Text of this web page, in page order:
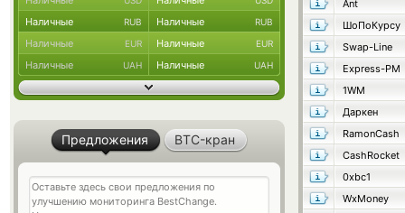
Ant
ШоПоКурсу
Swap-Line
Express-PM
1WM
Даркен
RamonCash
CashRocket
0xbc1
WxMoney
Наличные RUB Наличные RUB
Наличные EUR Наличные EUR
Наличные UAH Наличные UAH
Предложения BTC-кран